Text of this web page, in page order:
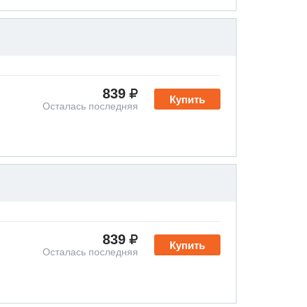
Купить
839
Осталась последняя
Купить
839
Осталась последняя